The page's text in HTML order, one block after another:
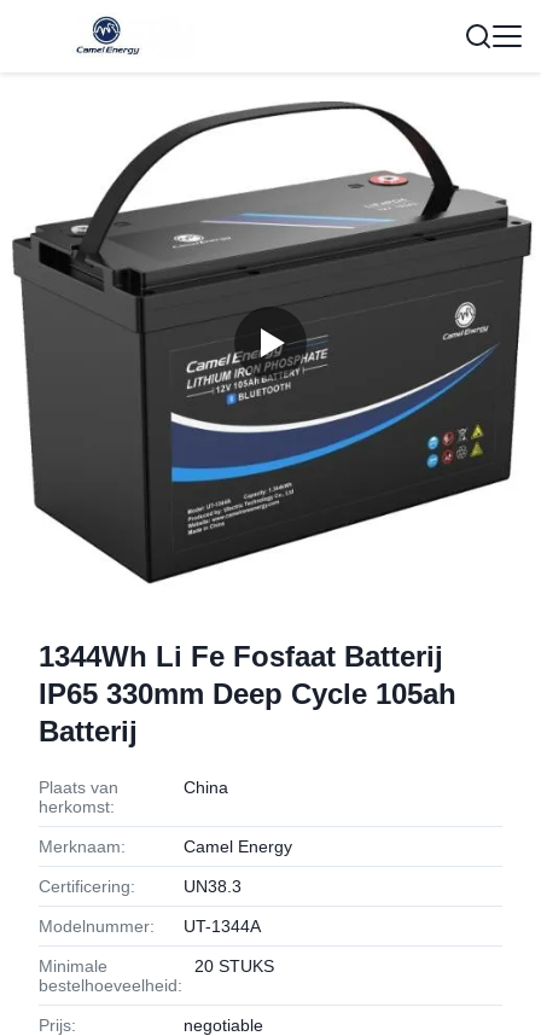
1344Wh Li Fe Fosfaat Batterij
IP65 330mm Deep Cycle 105ah
Batterij
Plaats van
herkomst:
China
Merknaam: Camel Energy
Certificering: UN38.3
Modelnummer: UT-1344A
Minimale
bestelhoeveelheid:
20 STUKS
Prijs: negotiable